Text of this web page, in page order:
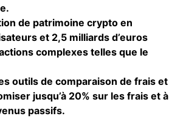
de patrimoine crypto en
et 2,5 milliards d’euros
complexes telles que le
outils de comparaison de frais et
jusqu’à 20% sur les frais et à
passifs.